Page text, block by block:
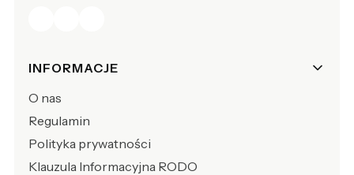
Linki w stopce
INFORMACJE
O nas
Regulamin
Polityka prywatności
Klauzula Informacyjna RODO